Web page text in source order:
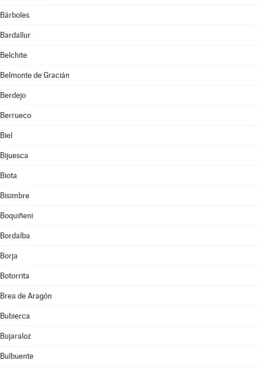
Bárboles
Bardallur
Belchite
Belmonte de Gracián
Berdejo
Berrueco
Biel
Bijuesca
Biota
Bisimbre
Boquiñeni
Bordalba
Borja
Botorrita
Brea de Aragón
Bubierca
Bujaraloz
Bulbuente